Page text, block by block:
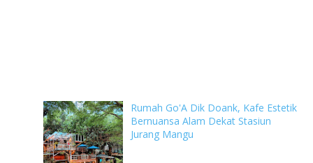
Rumah Go'A Dik Doank, Kafe Estetik
Bernuansa Alam Dekat Stasiun
Jurang Mangu